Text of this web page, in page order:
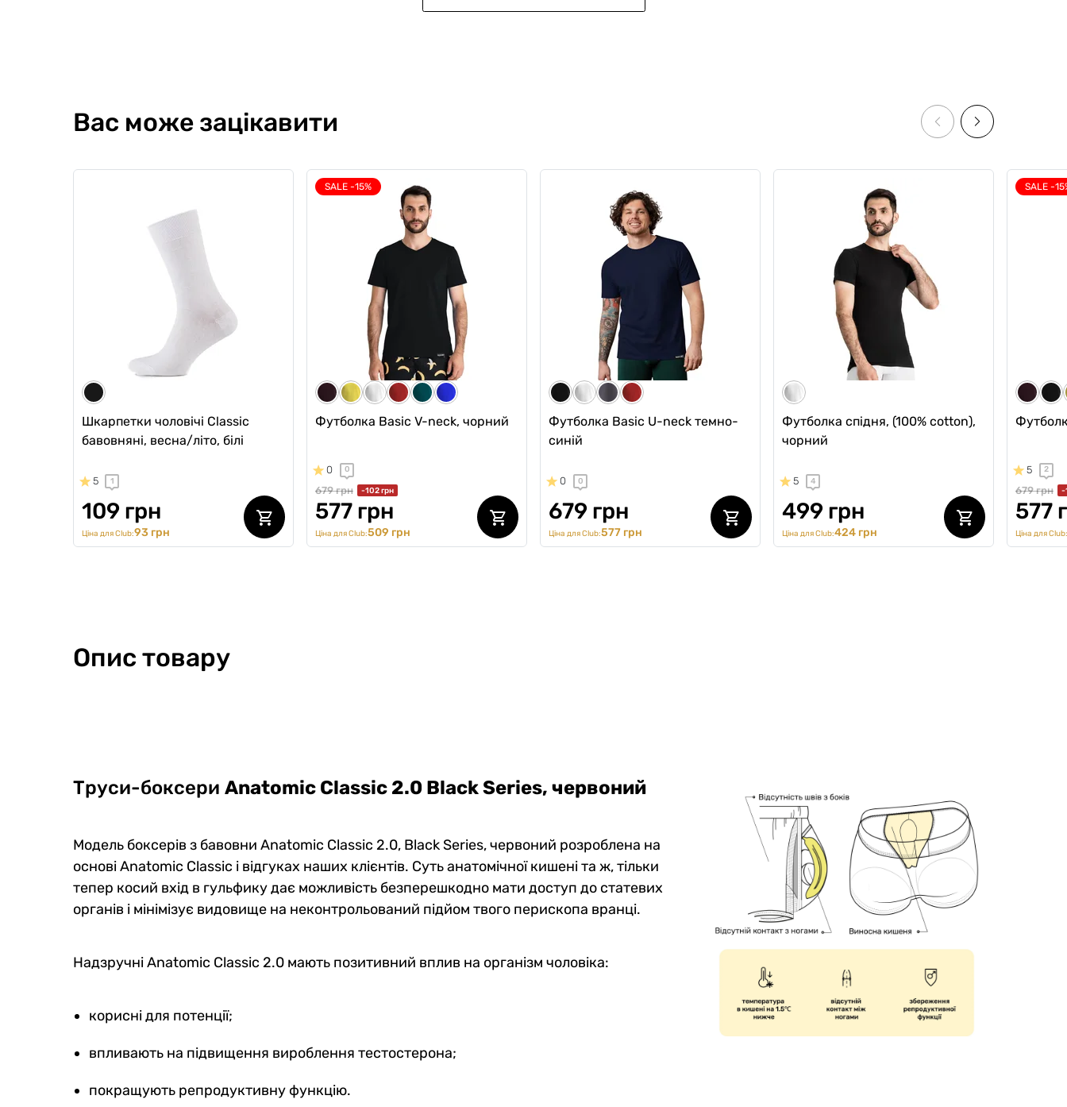
Чоловічі анатомічні боксери
Anatomic Classic 2.0 Color Series,
FIFA, чорний
532 грн
Чоловічі труси Anatomic Classic
1.2 Black Series, марсала
479 грн
419 грн
Чоловічі анатомічні боксери
Anatomic Classic w/fly Light Plus,
Black Series, темно-синій
789 грн
671 грн
Чоловічі труси Anatomic Classic
1.2 Black Series, чорний
479 грн
419 грн
Вас може зацікавити
Шкарпетки чоловічі Classic
бавовняні, весна/літо, білі
5 1
109 грн
Ціна для Club:93 грн
SALE -15%
Футболка Basic V-neck, чорний
0 0
679 грн -102 грн
577 грн
Ціна для Club:509 грн
Футболка Basic U-neck темно-
синій
0 0
679 грн
Ціна для Club:577 грн
Футболка спідня, (100% cotton),
чорний
5 4
499 грн
Ціна для Club:424 грн
SALE -
5 2
679 грн -
577
Ціна для Club:
Опис товару
Труси-боксери Anatomic Classic 2.0 Black Series, червоний
Модель боксерів з бавовни Anatomic Classic 2.0, Black Series, червоний розроблена на
основі Anatomic Classic і відгуках наших клієнтів. Суть анатомічної кишені та ж, тільки
тепер косий вхід в гульфику дає можливість безперешкодно мати доступ до статевих
органів і мінімізує видовище на неконтрольований підйом твого перископа вранці.
Надзручні Anatomic Classic 2.0 мають позитивний вплив на організм чоловіка:
корисні для потенції;
впливають на підвищення вироблення тестостерона;
покращують репродуктивну функцію.